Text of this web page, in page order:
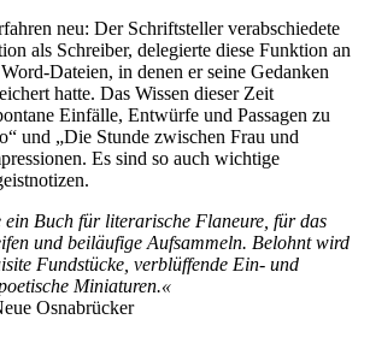
neu: Der Schriftsteller verabschiedete
als Schreiber, delegierte diese Funktion an
Dateien, in denen er seine Gedanken
hatte. Das Wissen dieser Zeit
Einfälle, Entwürfe und Passagen zu
und „Die Stunde zwischen Frau und
Es sind so auch wichtige
ein Buch für literarische Flaneure, für das
und beiläufige Aufsammeln. Belohnt wird
Fundstücke, verblüffende Ein- und
Miniaturen.«
Osnabrücker